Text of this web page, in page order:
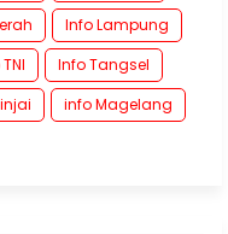
Info Lampung
Info Tangsel
info Magelang